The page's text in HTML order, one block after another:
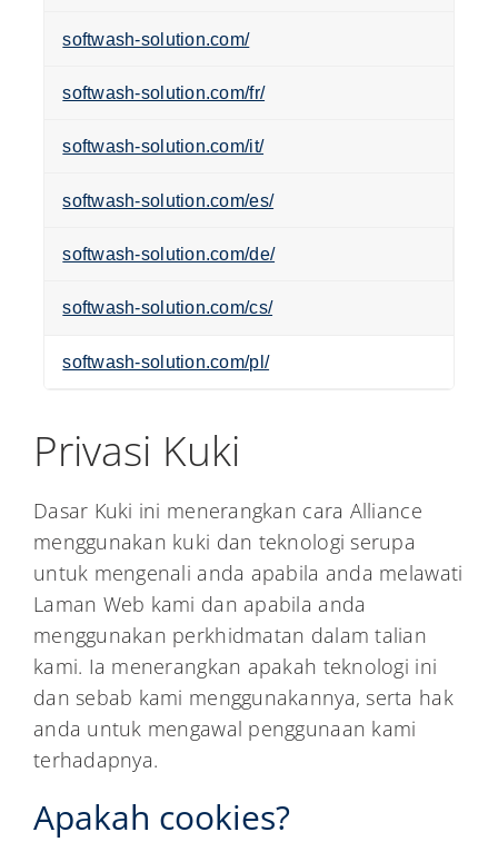
softwash-solution.com/
softwash-solution.com/fr/
softwash-solution.com/it/
softwash-solution.com/es/
softwash-solution.com/de/
softwash-solution.com/cs/
softwash-solution.com/pl/
Privasi Kuki
Dasar Kuki ini menerangkan cara Alliance
menggunakan kuki dan teknologi serupa
untuk mengenali anda apabila anda melawati
Laman Web kami dan apabila anda
menggunakan perkhidmatan dalam talian
kami. Ia menerangkan apakah teknologi ini
dan sebab kami menggunakannya, serta hak
anda untuk mengawal penggunaan kami
terhadapnya.
Apakah cookies?